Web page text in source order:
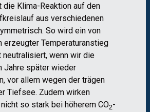
Klima-Reaktion auf den
aus verschiedenen
So wird ein von
erzeugter Temperaturanstieg
wenn wir die
Jahre später wieder
vor allem wegen der trägen
Tiefsee. Zudem wirken
nicht so stark bei höherem CO2-